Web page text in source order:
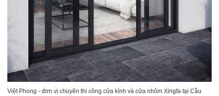
Việt Phong - đơn vị chuyên thi công cửa kính và cửa nhôm Xingfa tại Cầu